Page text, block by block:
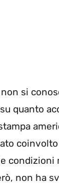
si
quanto
condizioni
non ha